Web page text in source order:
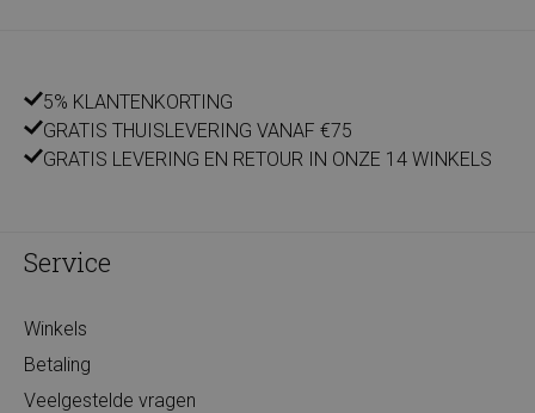
5% KLANTENKORTING
GRATIS THUISLEVERING VANAF €75
GRATIS LEVERING EN RETOUR IN ONZE 14 WINKELS
Service
Winkels
Betaling
Veelgestelde vragen